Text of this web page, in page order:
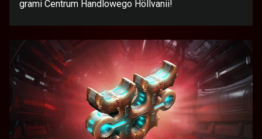
grami Centrum Handlowego Höllvanii!